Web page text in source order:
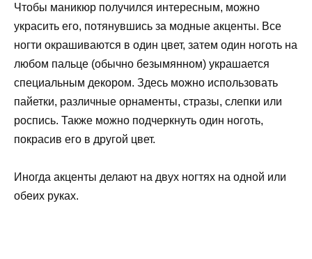
Чтобы маникюр получился интересным, можно
украсить его, потянувшись за модные акценты. Все
ногти окрашиваются в один цвет, затем один ноготь на
любом пальце (обычно безымянном) украшается
специальным декором. Здесь можно использовать
пайетки, различные орнаменты, стразы, слепки или
роспись. Также можно подчеркнуть один ноготь,
покрасив его в другой цвет.
Иногда акценты делают на двух ногтях на одной или
обеих руках.